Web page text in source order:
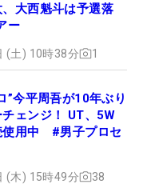
大西魁斗は予選落
ー
(土) 10時38分 1
”今平周吾が10年ぶり
ェンジ！ UT、5W
使用中 #男子プロセ
(木) 15時49分 38